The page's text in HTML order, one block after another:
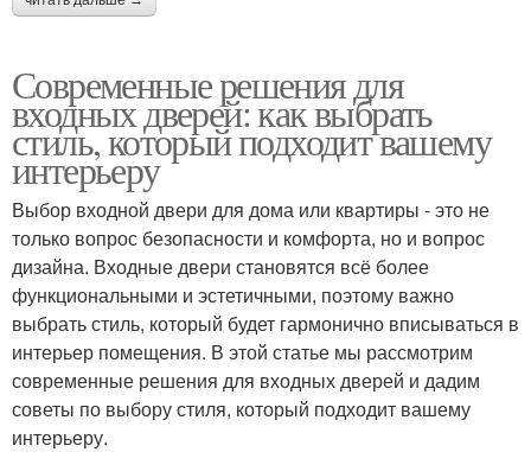
Современные решения для
входных дверей: как выбрать
стиль, который подходит вашему
интерьеру
Выбор входной двери для дома или квартиры - это не
только вопрос безопасности и комфорта, но и вопрос
дизайна. Входные двери становятся всё более
функциональными и эстетичными, поэтому важно
выбрать стиль, который будет гармонично вписываться в
интерьер помещения. В этой статье мы рассмотрим
современные решения для входных дверей и дадим
советы по выбору стиля, который подходит вашему
интерьеру.